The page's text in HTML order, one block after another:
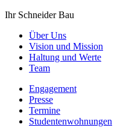
Ihr Schneider Bau
Über Uns
Vision und Mission
Haltung und Werte
Team
Engagement
Presse
Termine
Studentenwohnungen